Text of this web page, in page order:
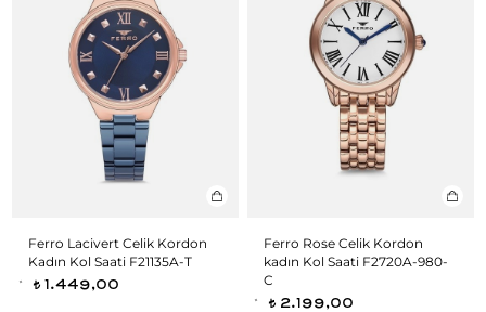
Ferro Lacivert Celik Kordon
Kadın Kol Saati F21135A-T
t 1.449,00
Ferro Rose Celik Kordon
kadın Kol Saati F2720A-980-
C
t 2.199,00